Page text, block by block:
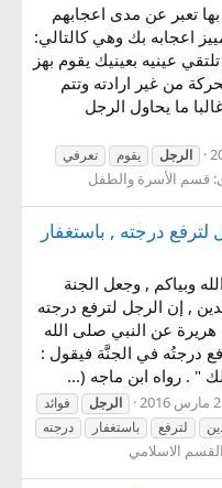
تعبر عن مدى اعجابهم
اعجابه بك وهي كالتالي:
عينيه بعينيك يقوم بهز
من غير ارادته وتتم
غالبا ما يحاول الرجل
الرجل يقوم
تعرفي
قسم الأسرة والطفل
لترفع درجته , باستغفار
وبياكم , وجعل الجنة
, إن الرجل لترفع درجته
عن النبي صلى الله
درجتُه في الجنَّة فيقول :
" . رواه ابن ماجه (...
2 مارس 2016 الرجل
فوائد
لترفع باستغفار
درجته
القسم الاسلامي